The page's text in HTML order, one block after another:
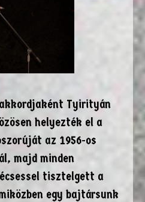
Tyirityán
helyezték el a
az 1956-os
majd minden
tisztelgett a
egy bajtársunk